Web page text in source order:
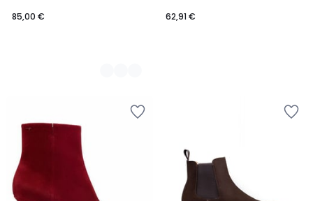
85,00 €
62,91 €